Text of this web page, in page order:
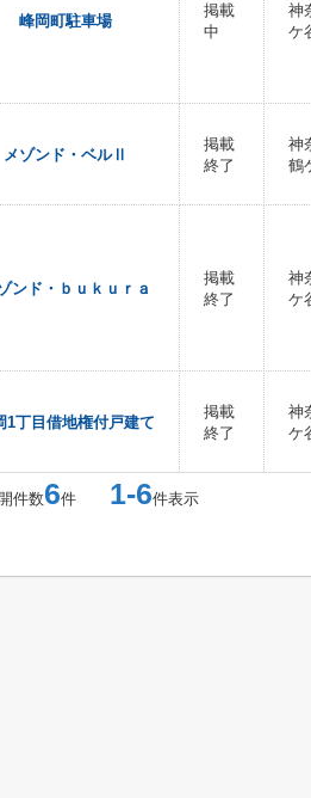
峰岡町駐車場
掲載
中
神
ケ
メゾンド・ベルⅡ
掲載
終了
神
鶴
ンド・ｂｕｋｕｒａ
掲載
終了
神
ケ
1丁目借地権付戸建て
掲載
終了
神
ケ
件数6件 1-6件表示